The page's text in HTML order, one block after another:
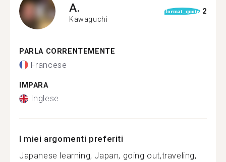
A.
Kawaguchi
format_quote 2
PARLA CORRENTEMENTE
Francese
IMPARA
Inglese
I miei argomenti preferiti
Japanese learning, Japan, going out,traveling,